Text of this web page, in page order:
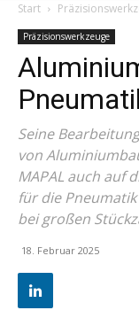
Start
Präzisionswerkzeuge
Seine
von
MAPAL auch auf
für die
bei großen
18. Februar 2025